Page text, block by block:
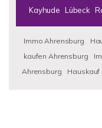
Kayhude Lübeck
Immo Ahrensburg
kaufen Ahrensburg
Ahrensburg
Hauskauf